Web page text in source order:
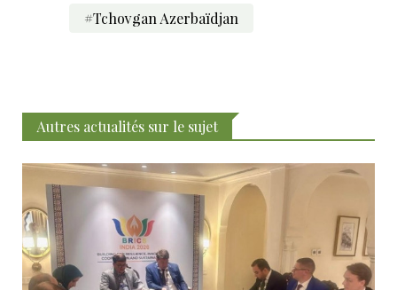
#Tchovgan Azerbaïdjan
Autres actualités sur le sujet